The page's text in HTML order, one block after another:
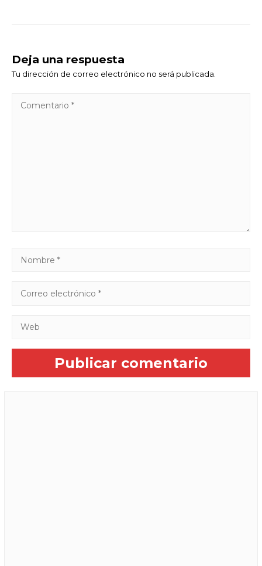
Deja una respuesta
Tu dirección de correo electrónico no será publicada.